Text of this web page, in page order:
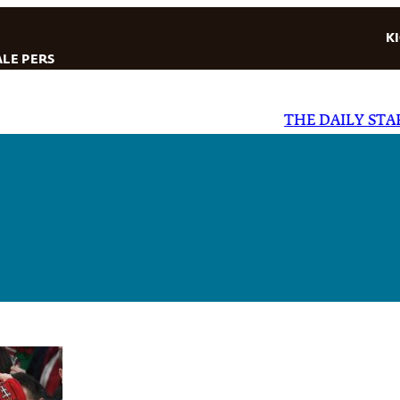
PERS
THE DAILY STAR|